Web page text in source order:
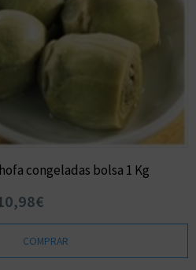
congeladas bolsa 1 Kg
COMPRAR